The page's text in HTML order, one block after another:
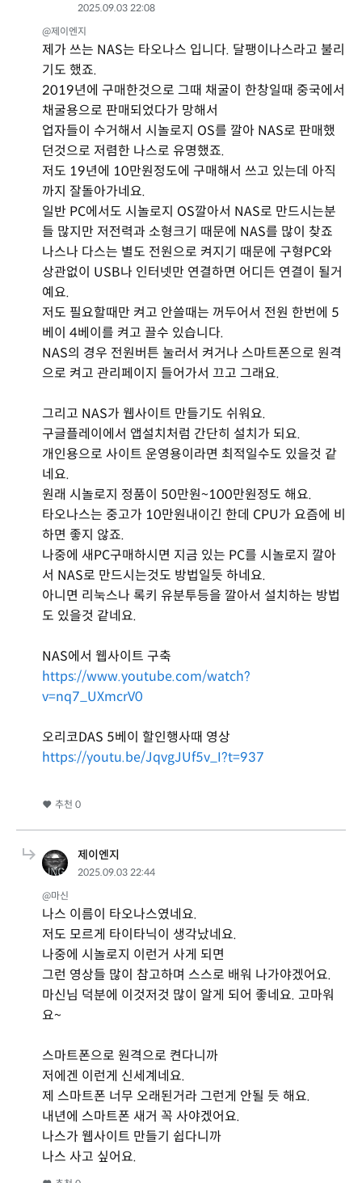
2025.09.03 22:08
@제이엔지
제가 쓰는 NAS는 타오나스 입니다. 달팽이나스라고 불리
기도 했죠.
2019년에 구매한것으로 그때 채굴이 한창일때 중국에서
채굴용으로 판매되었다가 망해서
업자들이 수거해서 시놀로지 OS를 깔아 NAS로 판매했
던것으로 저렴한 나스로 유명했죠.
저도 19년에 10만원정도에 구매해서 쓰고 있는데 아직
까지 잘돌아가네요.
일반 PC에서도 시놀로지 OS깔아서 NAS로 만드시는분
들 많지만 저전력과 소형크기 때문에 NAS를 많이 찾죠
나스나 다스는 별도 전원으로 켜지기 때문에 구형PC와
상관없이 USB나 인터넷만 연결하면 어디든 연결이 될거
예요.
저도 필요할때만 켜고 안쓸때는 꺼두어서 전원 한번에 5
베이 4베이를 켜고 끌수 있습니다.
NAS의 경우 전원버튼 눌러서 켜거나 스마트폰으로 원격
으로 켜고 관리페이지 들어가서 끄고 그래요.
그리고 NAS가 웹사이트 만들기도 쉬워요.
구글플레이에서 앱설치처럼 간단히 설치가 되요.
개인용으로 사이트 운영용이라면 최적일수도 있을것 같
네요.
원래 시놀로지 정품이 50만원~100만원정도 해요.
타오나스는 중고가 10만원내이긴 한데 CPU가 요즘에 비
하면 좋지 않죠.
나중에 새PC구매하시면 지금 있는 PC를 시놀로지 깔아
서 NAS로 만드시는것도 방법일듯 하네요.
아니면 리눅스나 록키 유분투등을 깔아서 설치하는 방법
도 있을것 같네요.
NAS에서 웹사이트 구축
https://www.youtube.com/watch?
v=nq7_UXmcrV0
오리코DAS 5베이 할인행사때 영상
https://youtu.be/JqvgJUf5v_I?t=937
추천 0
제이엔지
2025.09.03 22:44
@마신
나스 이름이 타오나스였네요.
저도 모르게 타이타닉이 생각났네요.
나중에 시놀로지 이런거 사게 되면
그런 영상들 많이 참고하며 스스로 배워 나가야겠어요.
마신님 덕분에 이것저것 많이 알게 되어 좋네요. 고마워
요~
스마트폰으로 원격으로 켠다니까
저에겐 이런게 신세계네요.
제 스마트폰 너무 오래된거라 그런게 안될 듯 해요.
내년에 스마트폰 새거 꼭 사야겠어요.
나스가 웹사이트 만들기 쉽다니까
나스 사고 싶어요.